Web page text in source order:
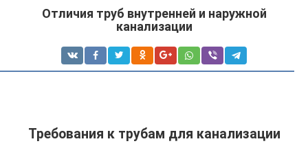
Отличия труб внутренней и наружной
канализации
Требования к трубам для канализации